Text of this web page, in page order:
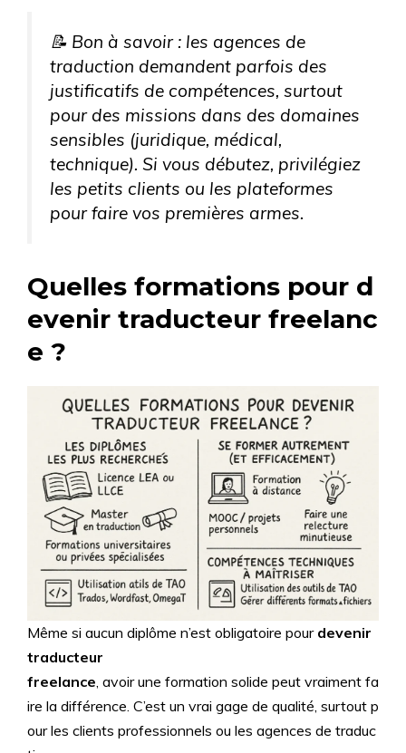
📝 Bon à savoir : les agences de
traduction demandent parfois des
justificatifs de compétences, surtout
pour des missions dans des domaines
sensibles (juridique, médical,
technique). Si vous débutez, privilégiez
les petits clients ou les plateformes
pour faire vos premières armes.
Quelles formations pour d
evenir traducteur freelanc
e ?
Même si aucun diplôme n’est obligatoire pour devenir
traducteur
freelance , avoir une formation solide peut vraiment fa
ire la différence. C’est un vrai gage de qualité, surtout p
our les clients professionnels ou les agences de traduc